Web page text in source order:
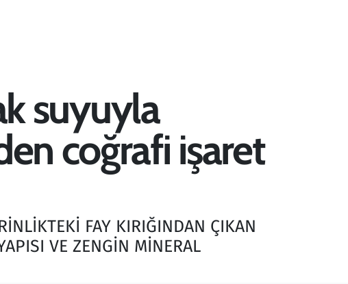
suyuyla
coğrafi işaret
FAY KIRIĞINDAN ÇIKAN
VE ZENGİN MİNERAL